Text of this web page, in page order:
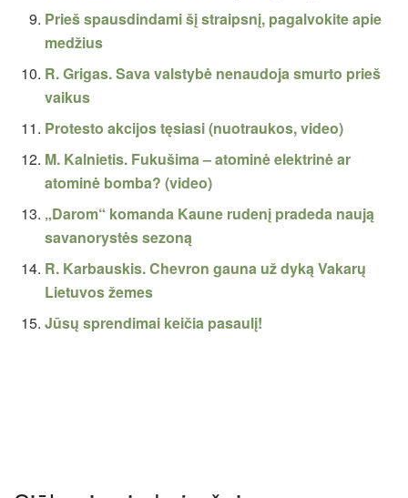
Prieš spausdindami šį straipsnį, pagalvokite apie
medžius
R. Grigas. Sava valstybė nenaudoja smurto prieš
vaikus
Protesto akcijos tęsiasi (nuotraukos, video)
M. Kalnietis. Fukušima – atominė elektrinė ar
atominė bomba? (video)
„Darom“ komanda Kaune rudenį pradeda naują
savanorystės sezoną
R. Karbauskis. Chevron gauna už dyką Vakarų
Lietuvos žemes
Jūsų sprendimai keičia pasaulį!